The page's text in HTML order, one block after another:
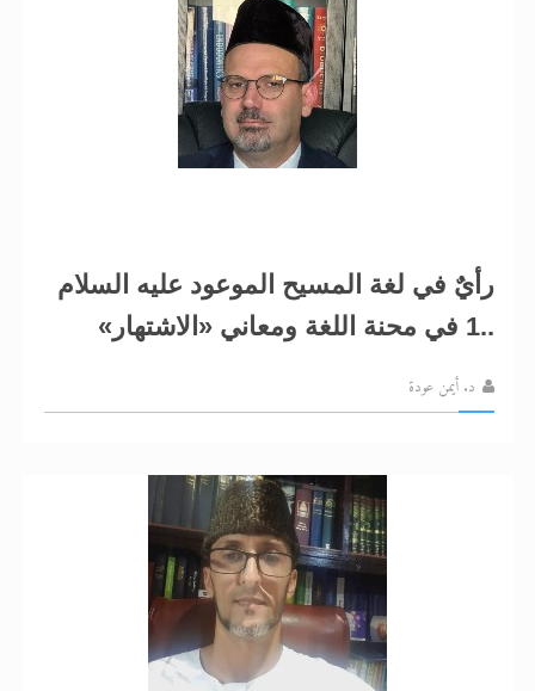
رأيٌ في لغة المسيح الموعود عليه السلام
..1 في محنة اللغة ومعاني «الاشتهار»
د. أيمن عودة